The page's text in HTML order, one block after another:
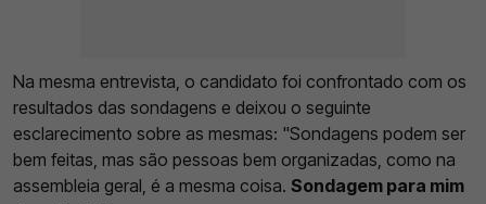
Na mesma entrevista, o candidato foi confrontado com os
resultados das sondagens e deixou o seguinte
esclarecimento sobre as mesmas: "Sondagens podem ser
bem feitas, mas são pessoas bem organizadas, como na
assembleia geral, é a mesma coisa. Sondagem para mim